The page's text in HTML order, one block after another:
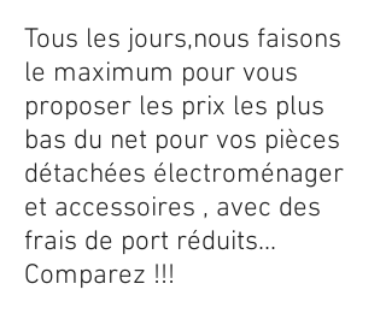
Tous les jours,nous faisons
le maximum pour vous
proposer les prix les plus
bas du net pour vos pièces
détachées électroménager
et accessoires , avec des
frais de port réduits...
Comparez !!!